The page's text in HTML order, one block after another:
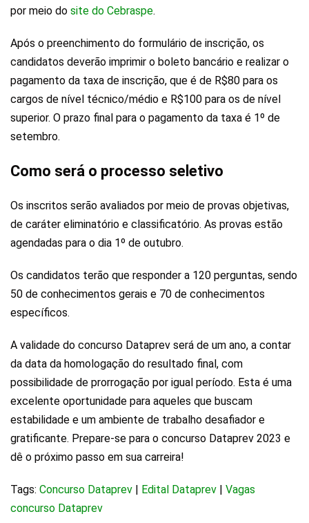
por meio do site do Cebraspe.
Após o preenchimento do formulário de inscrição, os
candidatos deverão imprimir o boleto bancário e realizar o
pagamento da taxa de inscrição, que é de R$80 para os
cargos de nível técnico/médio e R$100 para os de nível
superior. O prazo final para o pagamento da taxa é 1º de
setembro.
Como será o processo seletivo
Os inscritos serão avaliados por meio de provas objetivas,
de caráter eliminatório e classificatório. As provas estão
agendadas para o dia 1º de outubro.
Os candidatos terão que responder a 120 perguntas, sendo
50 de conhecimentos gerais e 70 de conhecimentos
específicos.
A validade do concurso Dataprev será de um ano, a contar
da data da homologação do resultado final, com
possibilidade de prorrogação por igual período. Esta é uma
excelente oportunidade para aqueles que buscam
estabilidade e um ambiente de trabalho desafiador e
gratificante. Prepare-se para o concurso Dataprev 2023 e
dê o próximo passo em sua carreira!
Tags: Concurso Dataprev Edital Dataprev
Vagas
concurso Dataprev